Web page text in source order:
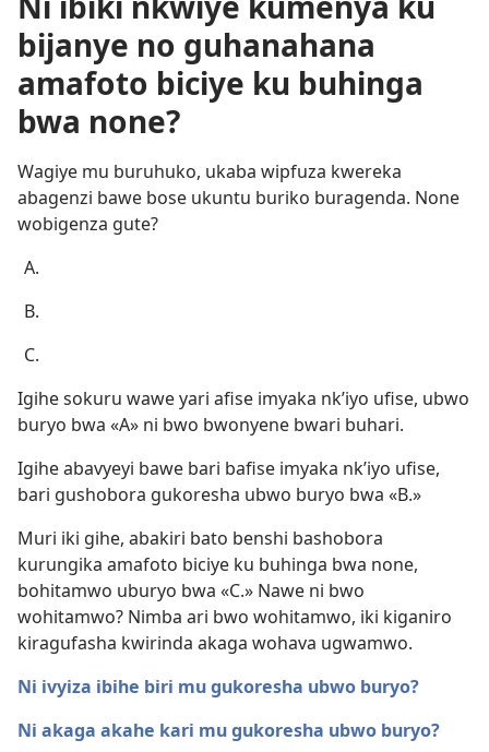
bijanye no guhanahana
amafoto biciye ku buhinga
bwa none?
Wagiye mu buruhuko, ukaba wipfuza kwereka
abagenzi bawe bose ukuntu buriko buragenda. None
wobigenza gute?
Igihe sokuru wawe yari afise imyaka nk’iyo ufise, ubwo
buryo bwa «A» ni bwo bwonyene bwari buhari.
Igihe abavyeyi bawe bari bafise imyaka nk’iyo ufise,
bari gushobora gukoresha ubwo buryo bwa «B.»
Muri iki gihe, abakiri bato benshi bashobora
kurungika amafoto biciye ku buhinga bwa none,
bohitamwo uburyo bwa «C.» Nawe ni bwo
wohitamwo? Nimba ari bwo wohitamwo, iki kiganiro
kiragufasha kwirinda akaga wohava ugwamwo.
Ni ivyiza ibihe biri mu gukoresha ubwo buryo?
Ni akaga akahe kari mu gukoresha ubwo buryo?